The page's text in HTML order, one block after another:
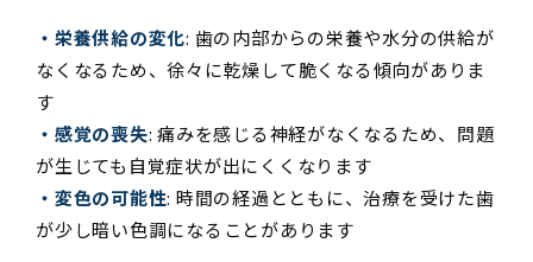
・栄養供給の変化: 歯の内部からの栄養や水分の供給が
なくなるため、徐々に乾燥して脆くなる傾向がありま
す
・感覚の喪失: 痛みを感じる神経がなくなるため、問題
が生じても自覚症状が出にくくなります
・変色の可能性: 時間の経過とともに、治療を受けた歯
が少し暗い色調になることがあります